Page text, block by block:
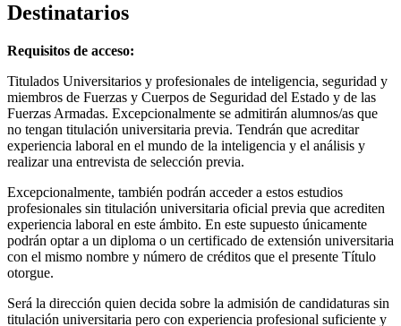
Destinatarios
Requisitos de acceso:
Titulados Universitarios y profesionales de inteligencia, seguridad y
miembros de Fuerzas y Cuerpos de Seguridad del Estado y de las
Fuerzas Armadas. Excepcionalmente se admitirán alumnos/as que
no tengan titulación universitaria previa. Tendrán que acreditar
experiencia laboral en el mundo de la inteligencia y el análisis y
realizar una entrevista de selección previa.
Excepcionalmente, también podrán acceder a estos estudios
profesionales sin titulación universitaria oficial previa que acrediten
experiencia laboral en este ámbito. En este supuesto únicamente
podrán optar a un diploma o un certificado de extensión universitaria
con el mismo nombre y número de créditos que el presente Título
otorgue.
Será la dirección quien decida sobre la admisión de candidaturas sin
titulación universitaria pero con experiencia profesional suficiente y